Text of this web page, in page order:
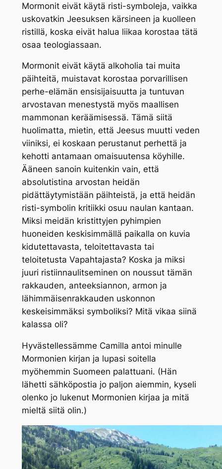
Mormonit eivät käytä risti-symboleja, vaikka
uskovatkin Jeesuksen kärsineen ja kuolleen
ristillä, koska eivät halua liikaa korostaa tätä
osaa teologiassaan.
Mormonit eivät käytä alkoholia tai muita
päihteitä, muistavat korostaa porvarillisen
perhe-elämän ensisijaisuutta ja tuntuvan
arvostavan menestystä myös maallisen
mammonan keräämisessä. Tämä siitä
huolimatta, mietin, että Jeesus muutti veden
viiniksi, ei koskaan perustanut perhettä ja
kehotti antamaan omaisuutensa köyhille.
Ääneen sanoin kuitenkin vain, että
absolutistina arvostan heidän
pidättäytymistään päihteistä, ja että heidän
risti-symbolin kritiikki osuu naulan kantaan.
Miksi meidän kristittyjen pyhimpien
huoneiden keskisimmällä paikalla on kuvia
kidutettavasta, teloitettavasta tai
teloitetusta Vapahtajasta? Koska ja miksi
juuri ristiinnaulitseminen on noussut tämän
rakkauden, anteeksiannon, armon ja
lähimmäisenrakkauden uskonnon
keskeisimmäksi symboliksi? Mitä vikaa siinä
kalassa oli?
Hyvästellessämme Camilla antoi minulle
Mormonien kirjan ja lupasi soitella
myöhemmin Suomeen palattuani. (Hän
lähetti sähköpostia jo paljon aiemmin, kyseli
olenko jo lukenut Mormonien kirjaa ja mitä
mieltä siitä olin.)